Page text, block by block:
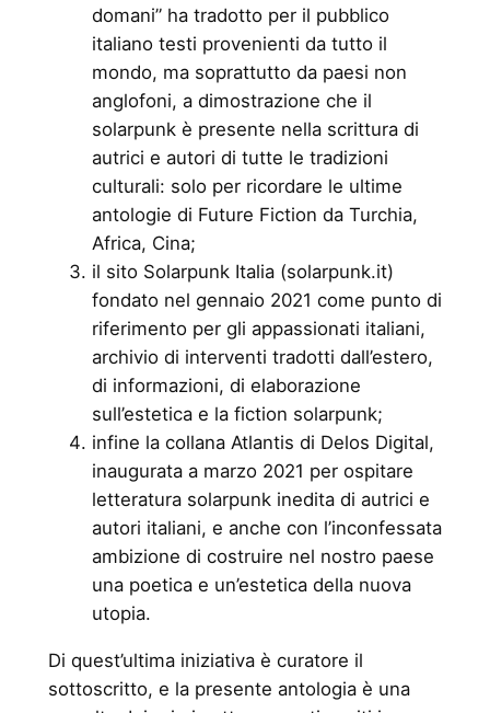
domani” ha tradotto per il pubblico
italiano testi provenienti da tutto il
mondo, ma soprattutto da paesi non
anglofoni, a dimostrazione che il
solarpunk è presente nella scrittura di
autrici e autori di tutte le tradizioni
culturali: solo per ricordare le ultime
antologie di Future Fiction da Turchia,
Africa, Cina;
il sito Solarpunk Italia (solarpunk.it)
fondato nel gennaio 2021 come punto di
riferimento per gli appassionati italiani,
archivio di interventi tradotti dall’estero,
di informazioni, di elaborazione
sull’estetica e la fiction solarpunk;
infine la collana Atlantis di Delos Digital,
inaugurata a marzo 2021 per ospitare
letteratura solarpunk inedita di autrici e
autori italiani, e anche con l’inconfessata
ambizione di costruire nel nostro paese
una poetica e un’estetica della nuova
utopia.
Di quest’ultima iniziativa è curatore il
sottoscritto, e la presente antologia è una